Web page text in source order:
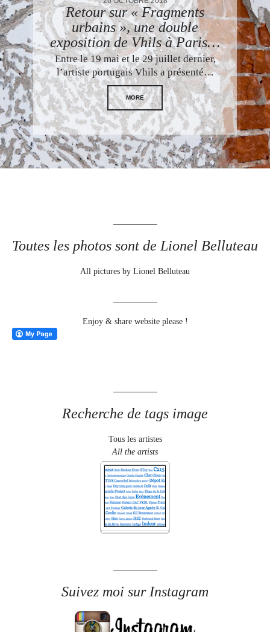
Retour sur « Fragments
urbains », une double
exposition de Vhils à Paris…
Entre le 19 mai et le 29 juillet dernier,
l’artiste portugais Vhils a présenté…
MORE
Toutes les photos sont de Lionel Belluteau
All pictures by Lionel Belluteau
Enjoy & share website please !
Recherche de tags image
Tous les artistes
All the artists
Suivez moi sur Instagram